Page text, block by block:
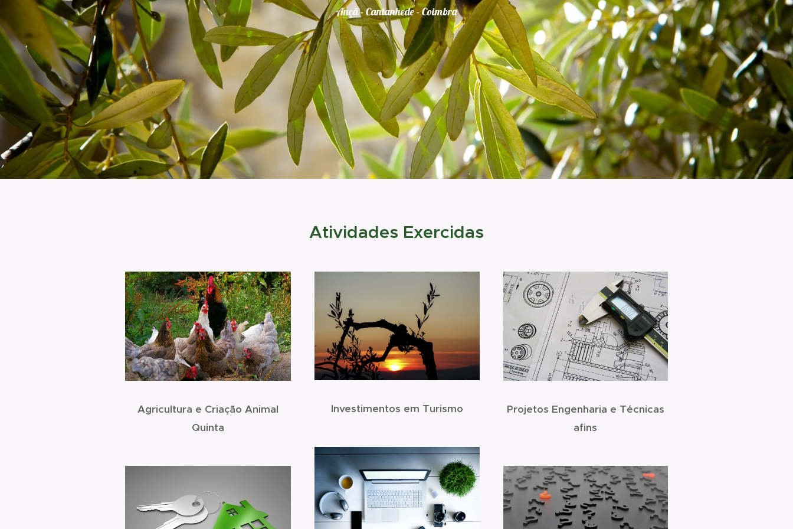
Ançã - Cantanhede - Coimbra
Atividades Exercidas
Agricultura e Criação Animal
Quinta
Investimentos em Turismo
Projetos Engenharia e Técnicas
afins